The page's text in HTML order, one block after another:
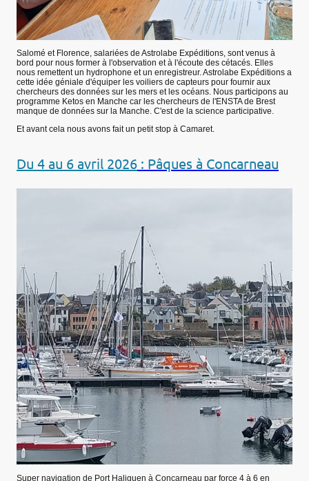
Salomé et Florence, salariées de Astrolabe Expéditions, sont venus à
bord pour nous former à l'observation et à l'écoute des cétacés. Elles
nous remettent un hydrophone et un enregistreur. Astrolabe Expéditions a
cette idée géniale d'équiper les voiliers de capteurs pour fournir aux
chercheurs des données sur les mers et les océans. Nous participons au
programme Ketos en Manche car les chercheurs de l'ENSTA de Brest
manque de données sur la Manche. C'est de la science participative.
Et avant cela nous avons fait un petit stop à Camaret.
Du 4 au 6 avril 2026 : Pâques à Concarneau
Super navigation de Port Haliguen à Concarneau par force 4 à 6 en